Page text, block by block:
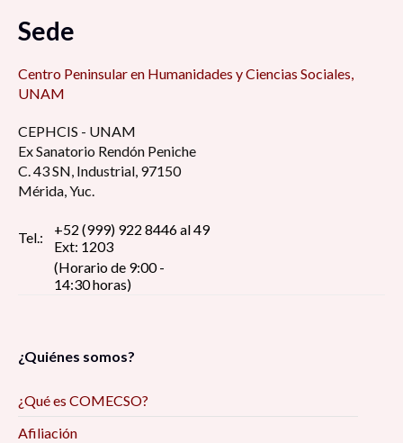
Sede
Centro Peninsular en Humanidades y Ciencias Sociales,
UNAM
CEPHCIS - UNAM
Ex Sanatorio Rendón Peniche
C. 43 SN, Industrial, 97150
Mérida, Yuc.
Tel.:
+52 (999) 922 8446 al 49
Ext: 1203
(Horario de 9:00 -
14:30 horas)
¿Quiénes somos?
¿Qué es COMECSO?
Afiliación